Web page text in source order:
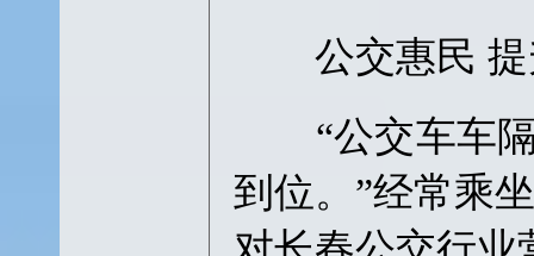
公交惠民 提
“公交车车隔
到位。”经常乘